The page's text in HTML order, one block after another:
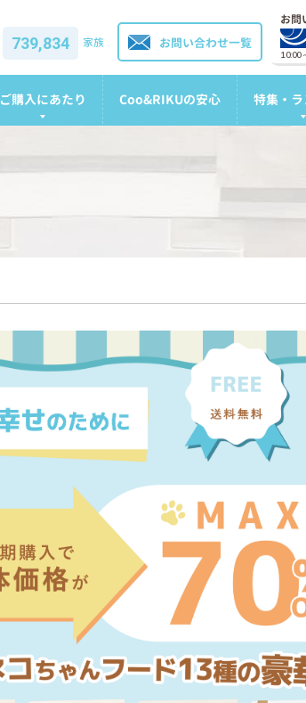
お問
10:00
お問い合わせ一覧
739,834 家族
ご購入にあたり Coo&RIKUの安心 特集・